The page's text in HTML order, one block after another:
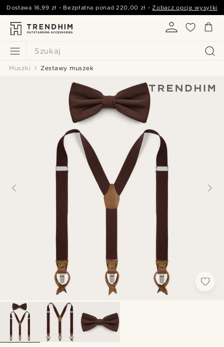
Szukaj
Dostawa 16,99 zł - Bezpłatna ponad220,00 zł -Zobacz opcje wysyłki
Muszki Zestawy muszek